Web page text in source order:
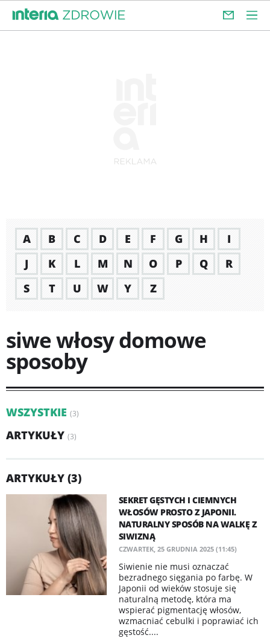
A B C D E F G H
I
J
K L M N O P Q
R
S
T U W Y Z
siwe włosy domowe
sposoby
WSZYSTKIE (3)
ARTYKUŁY (3)
ARTYKUŁY (3)
SEKRET GĘSTYCH I CIEMNYCH
WŁOSÓW PROSTO Z JAPONII.
NATURALNY SPOSÓB NA WALKĘ Z
SIWIZNĄ
CZWARTEK, 25 GRUDNIA 2025 (11:45)
Siwienie nie musi oznaczać
bezradnego sięgania po farbę. W
Japonii od wieków stosuje się
naturalną metodę, która ma
wspierać pigmentację włosów,
wzmacniać cebulki i poprawiać ich
gęstość....